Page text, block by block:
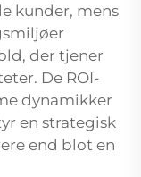
kunder, mens
der tjener
De ROI-
dynamikker
en strategisk
end blot en